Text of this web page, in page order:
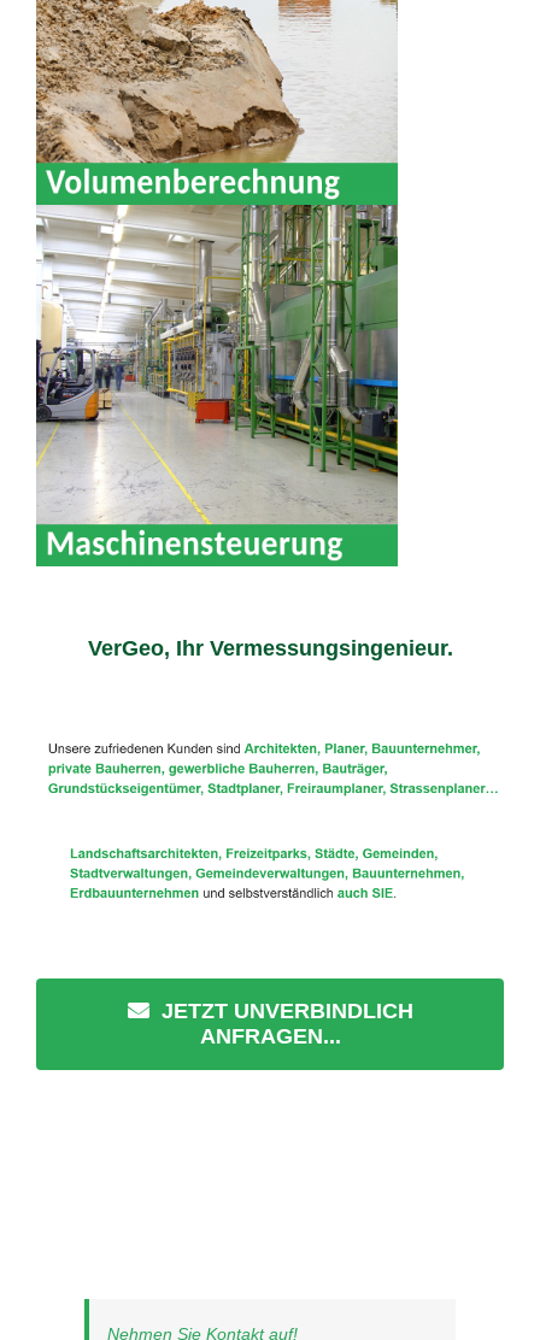
VerGeo, Ihr Vermessungsingenieur.
JETZT UNVERBINDLICH
ANFRAGEN...
Nehmen Sie Kontakt auf!